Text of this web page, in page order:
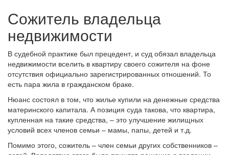
Сожитель владельца
недвижимости
В судебной практике был прецедент, и суд обязал владельца
недвижимости вселить в квартиру своего сожителя на фоне
отсутствия официально зарегистрированных отношений. То
есть пара жила в гражданском браке.
Нюанс состоял в том, что жилье купили на денежные средства
материнского капитала. А позиция суда такова, что квартира,
купленная на такие средства, – это улучшение жилищных
условий всех членов семьи – мамы, папы, детей и т.д.
Помимо этого, сожитель – член семьи других собственников –